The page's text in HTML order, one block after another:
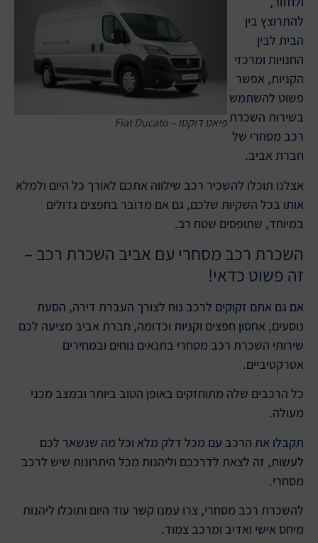
פיאט דוקטו – Fiat Ducato
להתרוצץ בין
הבית לבין
החנויות ומרכזי
הקניות, אפשר
פשוט להשתמש
בשירות השכרת
רכב מסחרי של
חברת אביב.
אצלנו תוכלו להשכיר רכב שילווה אתכם לאורך כל היום ולמלא
אותו בכל השקיות שלכם, גם אם מדובר בחפצים גדולים
במיוחד, שתופסים שטח רב.
השכרת רכב מסחרי עם אביב השכרת רכב –
זה פשוט כדאי!
אם גם אתם זקוקים לרכב נוח לצורך העברת דירה, הסעת
נוסעים, אחסון חפצים וקניות וכדומה, חברת אביב מציעה לכם
שירותי השכרת רכב מסחרי בתנאים נוחים ובמחירים
אטרקטיביים.
כל הרכבים שלה מתוחזקים באופן הטוב ביותר ובמצב מכני
מעולה.
תקבלו את הרכב עם מכל דלק מלא וכל מה שנשאר לכם
לעשות, זה לצאת לדרככם וליהנות מכל היתרונות שיש לרכב
מסחרי.
להשכרת רכב מסחרי, צרו עמנו קשר עוד היום ותוכלו ליהנות
מיחס אישי ואדיב ומרכב צמוד.